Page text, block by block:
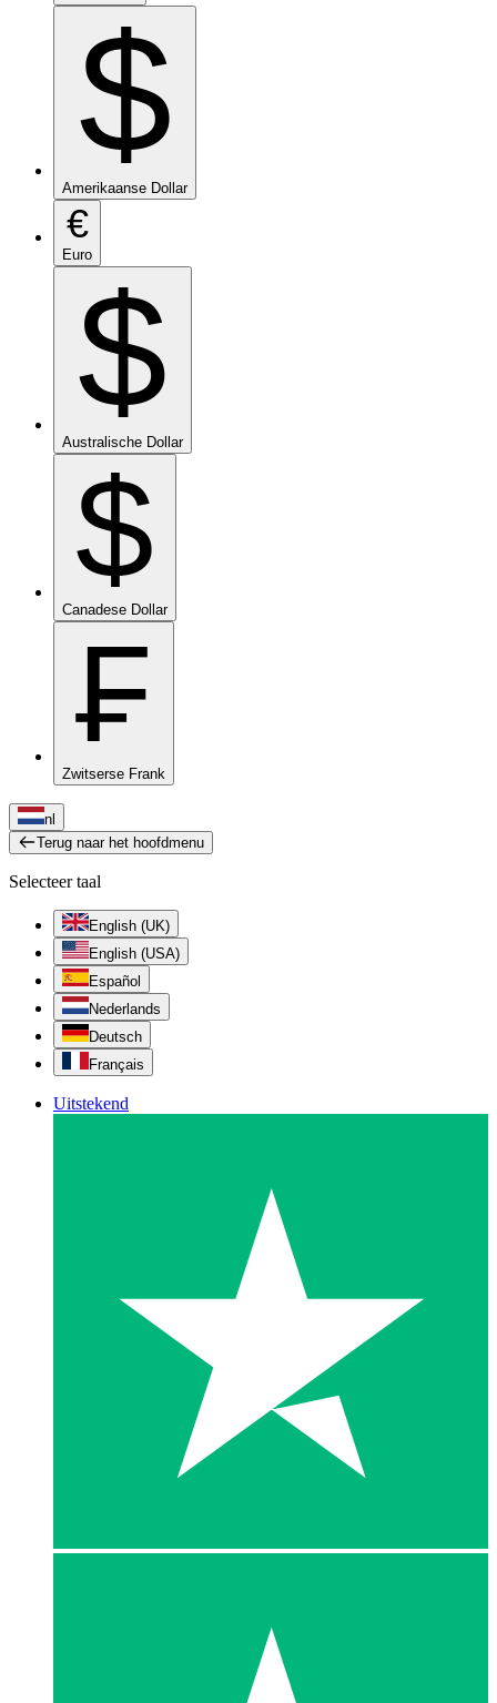
$
Amerikaanse Dollar
€
Euro
$
Australische Dollar
$
Canadese Dollar
₣
Zwitserse Frank
nl
Terug naar het hoofdmenu
Selecteer taal
English (UK)
English (USA)
Español
Nederlands
Deutsch
Français
Uitstekend